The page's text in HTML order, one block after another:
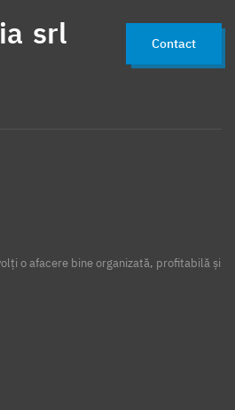
srl Contact
o afacere bine organizată, profitabilă și